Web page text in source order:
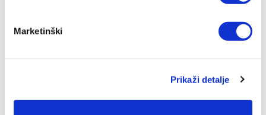
Marketinški
Prikaži detalje
Jakirović dobio veliko pojačanje, oboren klupski rekord